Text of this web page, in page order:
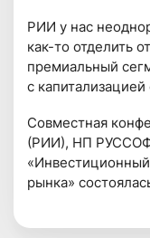
РИИ у нас
как-то отделить
премиальный
с
Совместная
(РИИ), НП
рынка»